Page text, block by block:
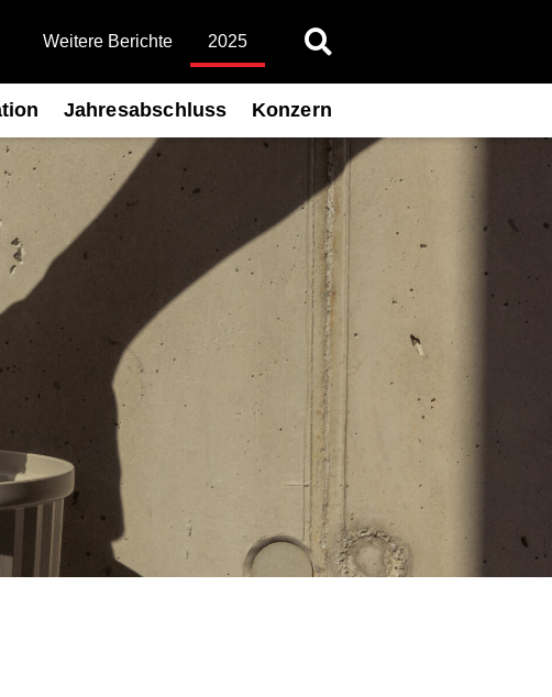
Weitere Berichte 2025
Jahresabschluss Konzern